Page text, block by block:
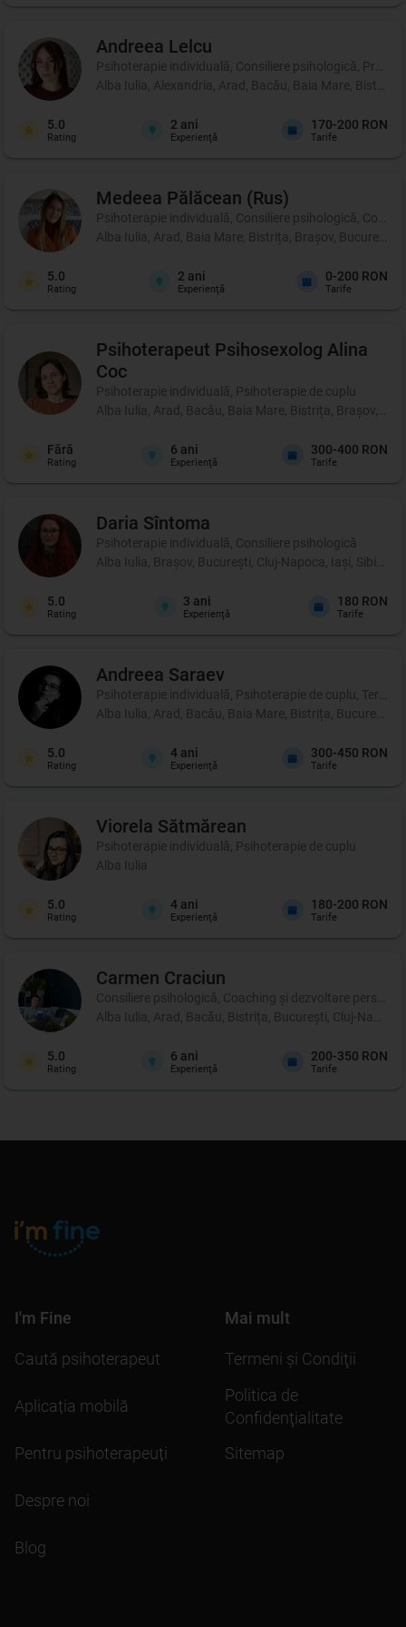
Andreea Lelcu
Psihoterapie individuală, Consiliere psihologică, Profil
Alba Iulia, Alexandria, Arad, Bacău, Baia Mare,
5.0
Rating
2 ani
Experienţă
170-200 RON
Tarife
Medeea Pălăcean (Rus)
Psihoterapie individuală, Consiliere psihologică,
Alba Iulia, Arad, Baia Mare, Bistrița, Brașov, București,
5.0
Rating
2 ani
Experienţă
0-200 RON
Tarife
Psihoterapeut Psihosexolog Alina
Coc
Psihoterapie individuală, Psihoterapie de cuplu
Alba Iulia, Arad, Bacău, Baia Mare, Bistrița, Brașov,
Fără
Rating
6 ani
Experienţă
300-400 RON
Tarife
Daria Sîntoma
Psihoterapie individuală, Consiliere psihologică
Alba Iulia, Brașov, București, Cluj-Napoca, Iași, Sibiu,
5.0
Rating
3 ani
Experienţă
180 RON
Tarife
Andreea Saraev
Psihoterapie individuală, Psihoterapie de cuplu, Terapie
Alba Iulia, Arad, Bacău, Baia Mare, Bistrița, București,
5.0
Rating
4 ani
Experienţă
300-450 RON
Tarife
Viorela Sătmărean
Psihoterapie individuală, Psihoterapie de cuplu
Alba Iulia
5.0
Rating
4 ani
Experienţă
180-200 RON
Tarife
Carmen Craciun
Consiliere psihologică, Coaching şi dezvoltare
Alba Iulia, Arad, Bacău, Bistrița, București, Cluj-
5.0
Rating
6 ani
Experienţă
200-350 RON
Tarife
I'm Fine
Caută psihoterapeut
Aplicația mobilă
Pentru psihoterapeuți
Despre noi
Blog
Mai mult
Termeni şi Condiţii
Politica de
Confidenţialitate
Sitemap